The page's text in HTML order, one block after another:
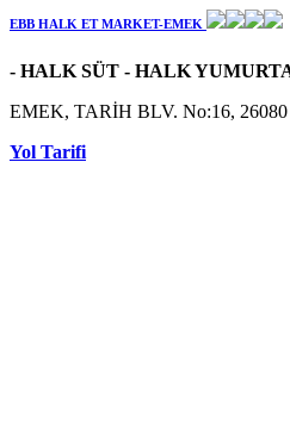
EBB HALK ET MARKET-EMEK
- HALK SÜT - HALK
EMEK, TARİH BLV. No:16,
Yol Tarifi